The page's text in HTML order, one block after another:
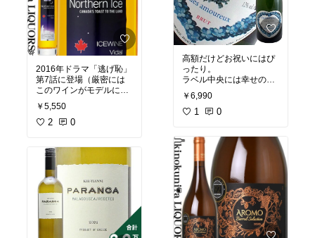
2016年ドラマ「逃げ恥」
第7話に登場（厳密には
このワインがモデルにな
ったラベル）
シロップのように甘い極
上のアイスワイン
あり
￥5,550
2 0
高額だけどお祝いにはぴ
ったり。
ラベル中央には幸せの象
徴ハトが２羽。
ワイン名のキュヴェザム
ルーは
￥6,990
1 0